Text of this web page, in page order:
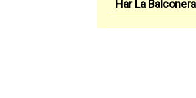
Har La